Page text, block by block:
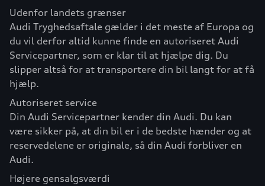
Udenfor landets grænser
Audi Tryghedsaftale gælder i det meste af Europa og
du vil derfor altid kunne finde en autoriseret Audi
Servicepartner, som er klar til at hjælpe dig. Du
slipper altså for at transportere din bil langt for at få
hjælp.
Autoriseret service
Din Audi Servicepartner kender din Audi. Du kan
være sikker på, at din bil er i de bedste hænder og at
reservedelene er originale, så din Audi forbliver en
Audi.
Højere gensalgsværdi